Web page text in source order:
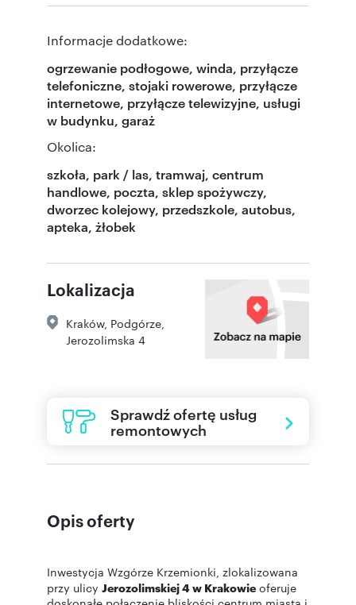
Informacje dodatkowe:
ogrzewanie podłogowe, winda, przyłącze
telefoniczne, stojaki rowerowe, przyłącze
internetowe, przyłącze telewizyjne, usługi
w budynku, garaż
Okolica:
szkoła, park / las, tramwaj, centrum
handlowe, poczta, sklep spożywczy,
dworzec kolejowy, przedszkole, autobus,
apteka, żłobek
Lokalizacja
Kraków, Podgórze
Jerozolimska 4
Sprawdź ofertę usług
remontowych
Opis oferty
Inwestycja Wzgórze Krzemionki, zlokalizowana
przy ulicy Jerozolimskiej 4 w Krakowie oferuje